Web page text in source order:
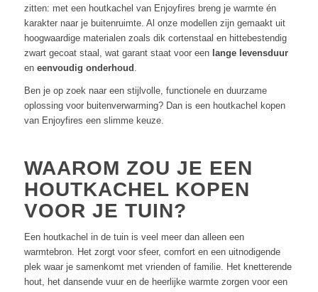
zitten: met een houtkachel van Enjoyfires breng je warmte én
karakter naar je buitenruimte. Al onze modellen zijn gemaakt uit
hoogwaardige materialen zoals dik cortenstaal en hittebestendig
zwart gecoat staal, wat garant staat voor een lange levensduur
en eenvoudig onderhoud .
Ben je op zoek naar een stijlvolle, functionele en duurzame
oplossing voor buitenverwarming? Dan is een houtkachel kopen
van Enjoyfires een slimme keuze.
WAAROM ZOU JE EEN
HOUTKACHEL KOPEN
VOOR JE TUIN?
Een houtkachel in de tuin is veel meer dan alleen een
warmtebron. Het zorgt voor sfeer, comfort en een uitnodigende
plek waar je samenkomt met vrienden of familie. Het knetterende
hout, het dansende vuur en de heerlijke warmte zorgen voor een